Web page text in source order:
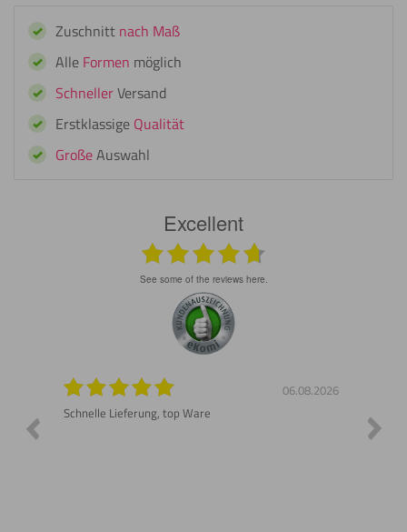
Menge
Zuschnitt nach Maß
Alle Formen möglich
SchnellerVersand
Erstklassige Qualität
GroßeAuswahl
Excellent
see some of the reviews here.
06.08.2026
Schnelle Lieferung, top Ware
Gerne